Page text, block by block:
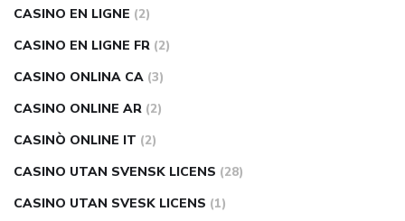
CASINO EN LIGNE (2)
CASINO EN LIGNE FR (2)
CASINO ONLINA CA (3)
CASINO ONLINE AR (2)
CASINÒ ONLINE IT (2)
CASINO UTAN SVENSK LICENS (28)
CASINO UTAN SVESK LICENS (1)